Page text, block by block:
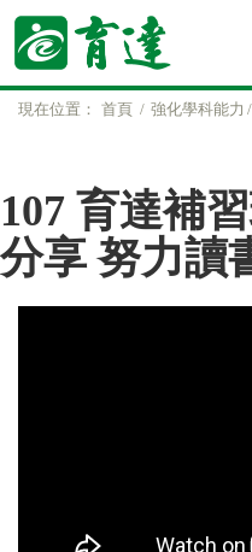
現在位置： 首頁 強化學科能力
107 育達補
分享 努力讀